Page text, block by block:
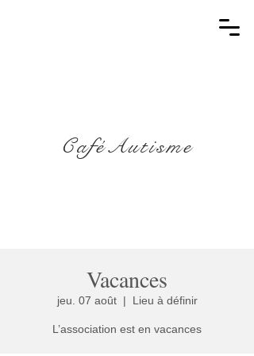
CaféAutisme
Vacances
jeu. 07 août
  |
Lieu à définir
L’association est en vacances